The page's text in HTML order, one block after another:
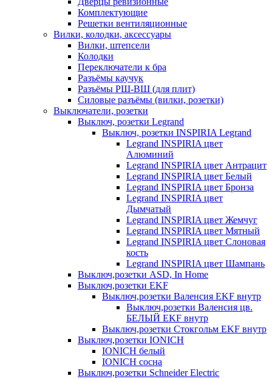
Комплектующие
Решетки вентиляционные
Вилки, колодки, аксессуары
Вилки, штепсели
Колодки
Переключатели к бра
Разъёмы каучук
Разъёмы РШ-ВШ (для плит)
Силовые разъёмы (вилки, розетки)
Выключатели, розетки
Выключ, розетки Legrand
Выключ, розетки INSPIRIA Legrand
Legrand INSPIRIA цвет
Алюминий
Legrand INSPIRIA цвет Антрацит
Legrand INSPIRIA цвет Белый
Legrand INSPIRIA цвет Бронза
Legrand INSPIRIA цвет
Дымчатый
Legrand INSPIRIA цвет Жемчуг
Legrand INSPIRIA цвет Мятный
Legrand INSPIRIA цвет Слоновая
кость
Legrand INSPIRIA цвет Шампань
Выключ,розетки ASD, In Home
Выключ,розетки EKF
Выключ,розетки Валенсия EKF внутр
Выключ,розетки Валенсия цв.
БЕЛЫЙ EKF внутр
Выключ,розетки Стокгольм EKF внутр
Выключ,розетки IONICH
IONICH белый
IONICH сосна
Выключ,розетки Schneider Electric